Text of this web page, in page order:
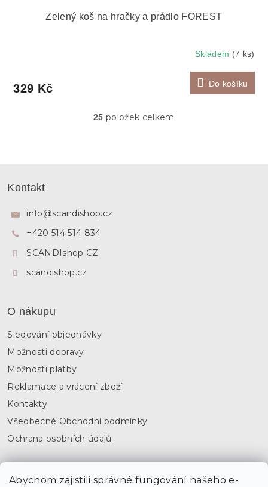
Abychom zajistili správné fungování našeho e-
Zelený koš na hračky a prádlo FOREST
Skladem (7 ks)
329 Kč Do košíku
O
25 položek celkem
Kontakt
info@scandishop.cz
+420 514 514 834
SCANDIshop CZ
scandishop.cz
O nákupu
Sledování objednávky
Možnosti dopravy
Možnosti platby
Reklamace a vrácení zboží
Kontakty
Všeobecné Obchodní podmínky
Ochrana osobních údajů
Inspirujte se